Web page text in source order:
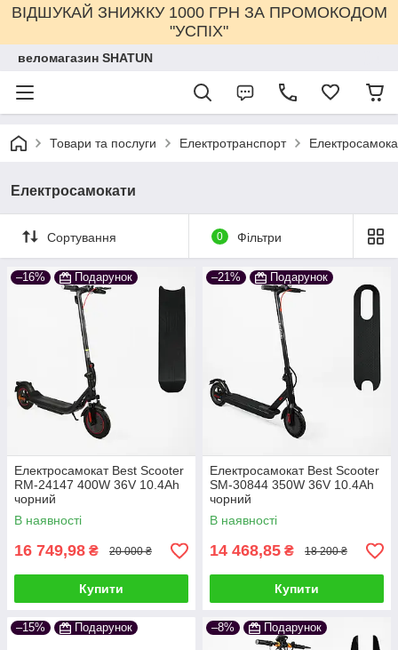
ВІДШУКАЙ ЗНИЖКУ 1000 ГРН ЗА ПРОМОКОДОМ
"УСПІХ"
веломагазин SHATUN
Товари та послуги Електротранспорт
Електросамокати
Сортування 0 Фільтри
–16% Подарунок
Електросамокат Best Scooter
RM-24147 400W 36V 10.4Ah
чорний
В наявності
16 749,98 ₴ 20 000 ₴
Купити
–21% Подарунок
Електросамокат Best Scooter
SM-30844 350W 36V 10.4Ah
чорний
В наявності
14 468,85 ₴ 18 200 ₴
Купити
–15% Подарунок –8% Подарунок